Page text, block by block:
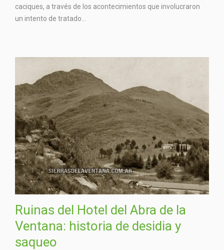
caciques, a través de los acontecimientos que involucraron
un intento de tratado...
Ruinas del Hotel del Abra de la
Ventana: historia de desidia y
saqueo